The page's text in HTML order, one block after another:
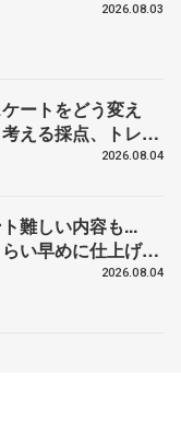
2026.08.03
ートをどう変え
える採点、トレー
2026.08.04
難しい内容も...
い早めに仕上げら
アンオープントロ
2026.08.04